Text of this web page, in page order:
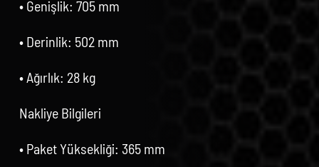
• Genişlik: 705 mm
• Derinlik: 502 mm
• Ağırlık: 28 kg
Nakliye Bilgileri
• Paket Yüksekliği: 365 mm